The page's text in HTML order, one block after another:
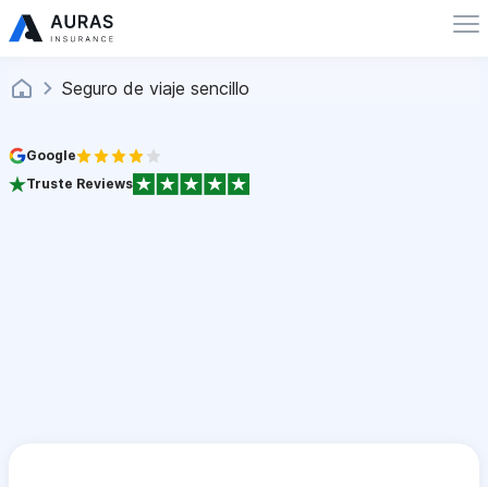
Seguro de viaje sencillo
Google
Truste Reviews